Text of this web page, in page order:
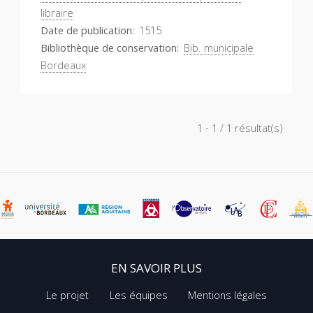
libraire
Date de publication 1515
Bibliothèque de conservation Bib. municipale
Bordeaux
1 - 1 / 1 résultat(s)
EN SAVOIR PLUS
Le projet Les équipes Mentions légales